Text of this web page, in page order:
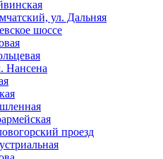
ул. Дальняя
шоссе
Нансена
проезд